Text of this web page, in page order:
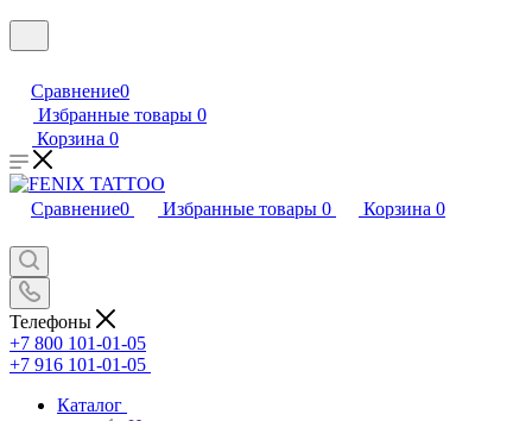
Сравнение0
Избранные товары 0
Корзина 0
Сравнение0 Избранные товары 0 Корзина 0
Телефоны
+7 800 101-01-05
+7 916 101-01-05
Каталог